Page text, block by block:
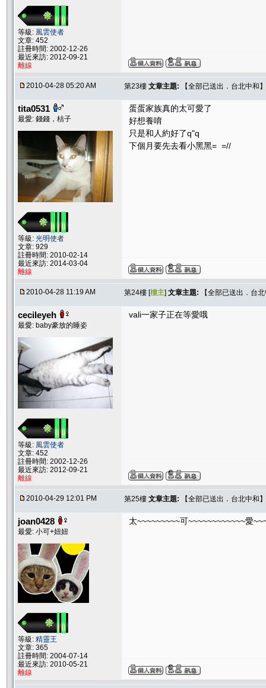
等級: 風雲使者
文章: 452
註冊時間: 2002-12-26
最近來訪: 2012-09-21
離線
2010-04-28 05:20 AM 第23樓 文章主題: 【全部已送出．台北中和
tita0531
最愛: 錢錢，桔子
等級: 光明使者
文章: 929
註冊時間: 2010-02-14
最近來訪: 2014-03-04
離線
蛋蛋家族真的太可愛了
好想養唷
只是和人約好了q"q
下個月要先去看小黑黑= =//
2010-04-28 11:19 AM 第24樓 [樓主] 文章主題: 【全部已送出．台
cecileyeh
最愛: baby豪放的睡姿
等級: 風雲使者
文章: 452
註冊時間: 2002-12-26
最近來訪: 2012-09-21
離線
vali一家子正在等愛哦
2010-04-29 12:01 PM 第25樓 文章主題: 【全部已送出．台北中和
joan0428
最愛: 小可+妞妞
等級: 精靈王
文章: 365
註冊時間: 2004-07-14
最近來訪: 2010-05-21
離線
太~~~~~~~~~可~~~~~~~~~~~~愛